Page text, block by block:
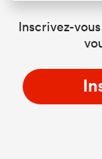
Inscrivez-